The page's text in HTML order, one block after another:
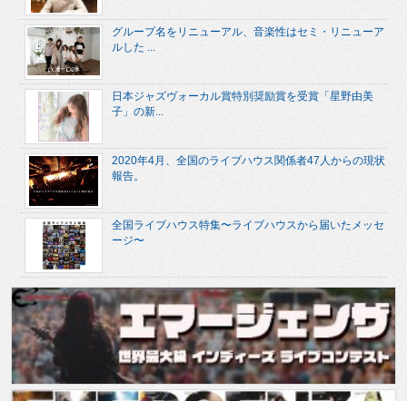
グループ名をリニューアル、音楽性はセミ・リニューア
ルした ...
日本ジャズヴォーカル賞特別奨励賞を受賞「星野由美
子」の新...
2020年4月、全国のライブハウス関係者47人からの現状
報告。
全国ライブハウス特集〜ライブハウスから届いたメッセ
ージ〜